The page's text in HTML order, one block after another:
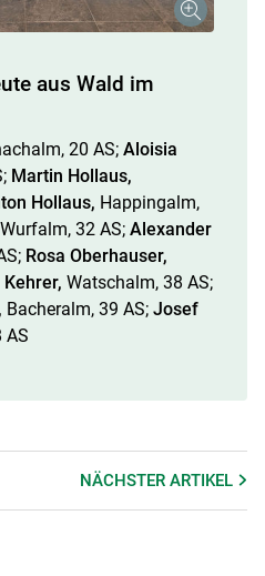
aus Wald im
20 AS; Aloisia
Martin Hollaus,
Hollaus, Happing­alm,
Wurfalm, 32 AS; Alexander
Rosa Oberhauser,
Watschalm, 38 AS;
Bacheralm, 39 AS; Josef
AS
NÄCHSTERARTIKEL